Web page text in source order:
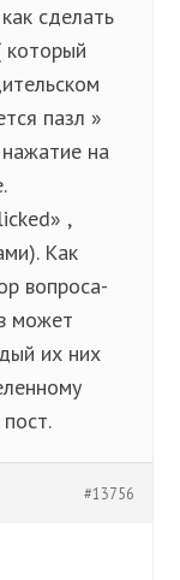
сделать
который
пазл »
на
,
Как
вопроса-
может
их них
#13756